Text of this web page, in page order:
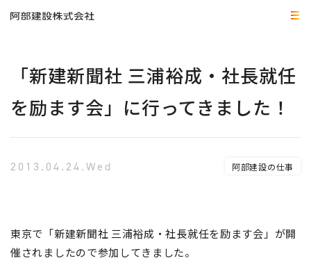
「新建新聞社 三浦裕成・社長就任
を励ます会」に行ってきました！
2013.04.24.Wed 阿部建設の仕事
東京で「新建新聞社 三浦裕成・社長就任を励ます会」が開
催されましたので参加してきました。